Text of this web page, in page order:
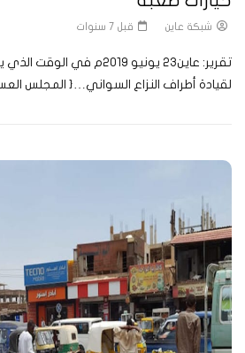
شبكة عاين قبل 7 سنوات
تقرير: عاين23 يونيو 2019م
لقيادة أطراف النزاع السواني…{ المجلس